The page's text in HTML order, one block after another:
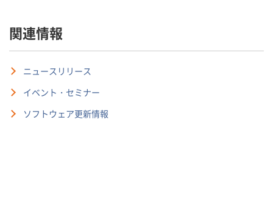
関連情報
ニュースリリース
イベント・セミナー
ソフトウェア更新情報